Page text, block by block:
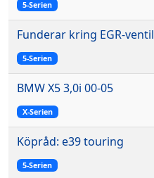
5-Serien
Funderar kring EGR-ventil
5-Serien
BMW X5 3,0i 00-05
X-Serien
Köpråd: e39 touring
5-Serien